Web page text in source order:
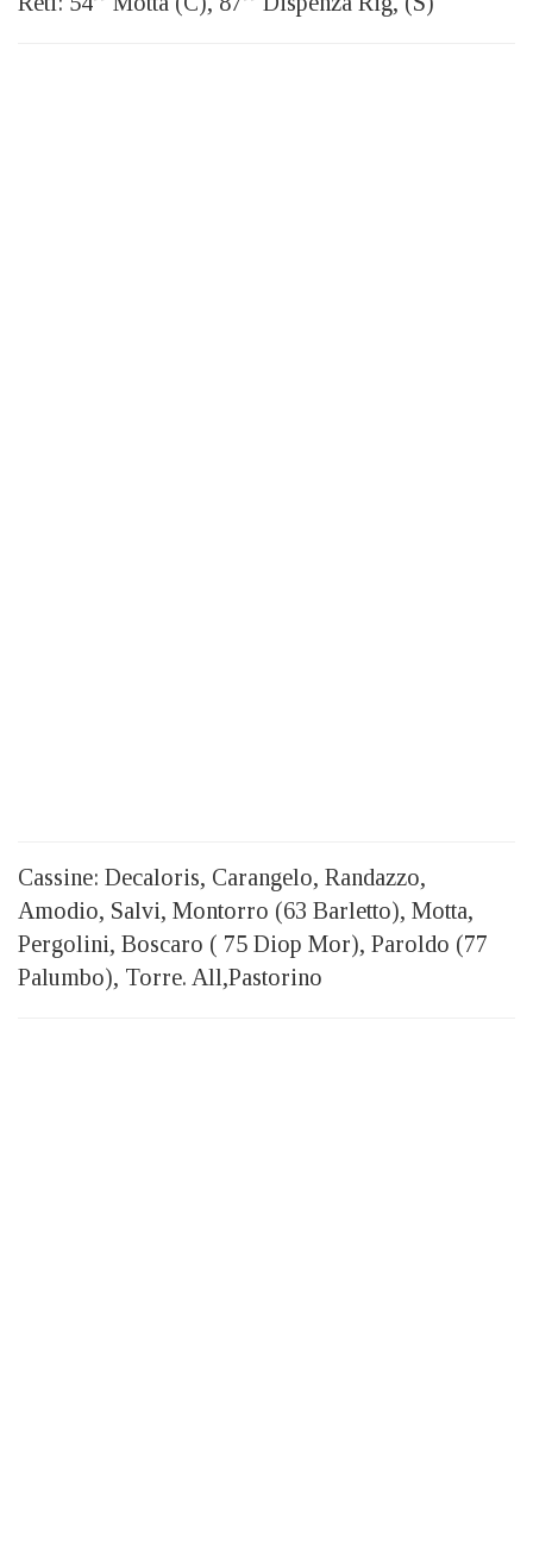
Cassine: Decaloris, Carangelo, Randazzo,
Amodio, Salvi, Montorro (63 Barletto), Motta,
Pergolini, Boscaro ( 75 Diop Mor), Paroldo (77
Palumbo), Torre. All,Pastorino